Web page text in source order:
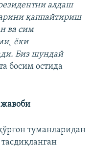
алдаш
қаппайтириш
ва сим
ëки
Биз шундай
босим остида
туманларидан